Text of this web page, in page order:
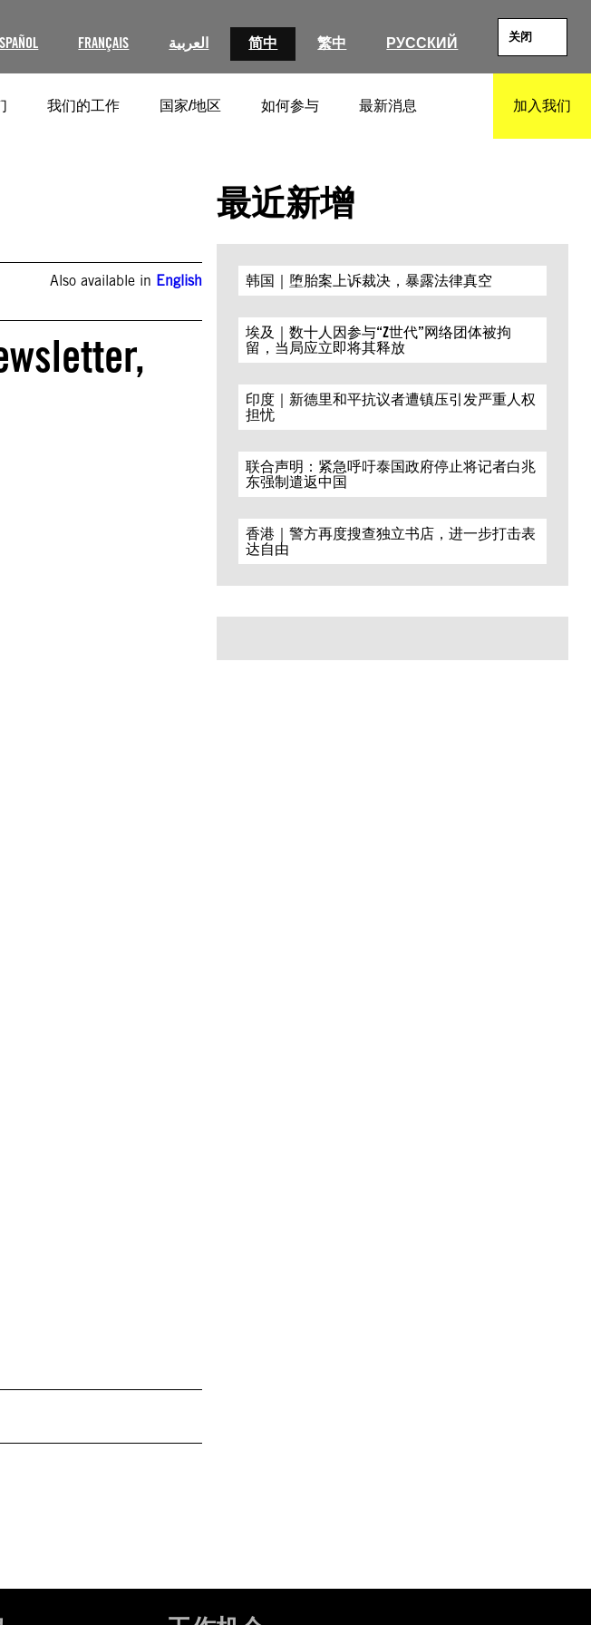
FRANÇAIS العربية 简中 繁中 РУССКИЙ 关闭
我们的工作 国家/地区 如何参与 最新消息 加入我们
Also available in English
最近新增
韩国｜堕胎案上诉裁决，暴露法律真空
埃及｜数十人因参与“Z世代”网络团体被拘
留，当局应立即将其释放
印度｜新德里和平抗议者遭镇压引发严重人权
担忧
联合声明：紧急呼吁泰国政府停止将记者白兆
东强制遣返中国
香港｜警方再度搜查独立书店，进一步打击表
达自由